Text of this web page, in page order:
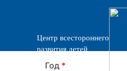
Центр всестороннего
развития детей
Год *